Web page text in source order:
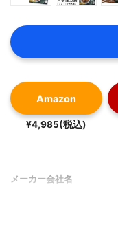
Amazon
¥4,985(税込)
メーカー会社名